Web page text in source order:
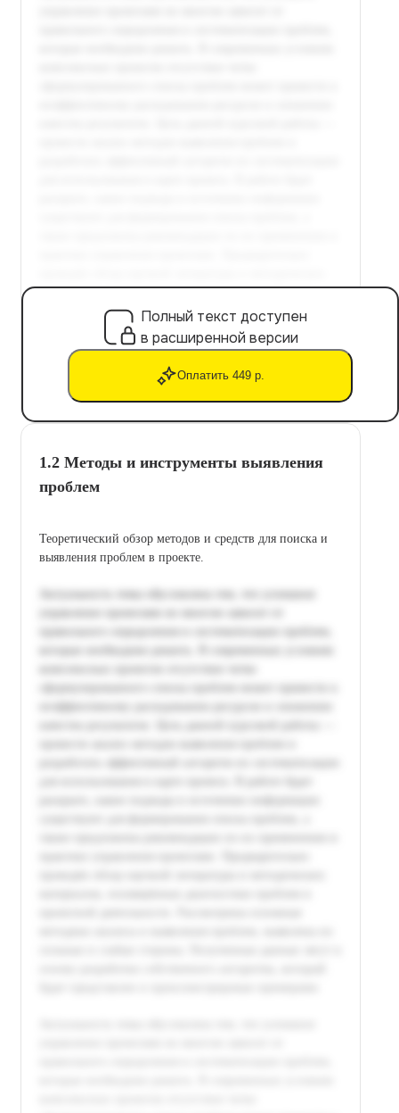
Полный текст доступен
в расширенной версии
Оплатить 449 р.
1.2 Методы и инструменты выявления
проблем
Теоретический обзор методов и средств для поиска и
выявления проблем в проекте.